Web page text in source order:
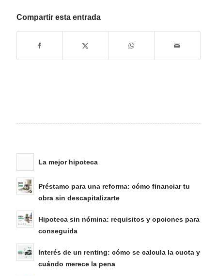
Compartir esta entrada
La mejor hipoteca
Préstamo para una reforma: cómo financiar tu
obra sin descapitalizarte
Hipoteca sin nómina: requisitos y opciones para
conseguirla
Interés de un renting: cómo se calcula la cuota y
cuándo merece la pena